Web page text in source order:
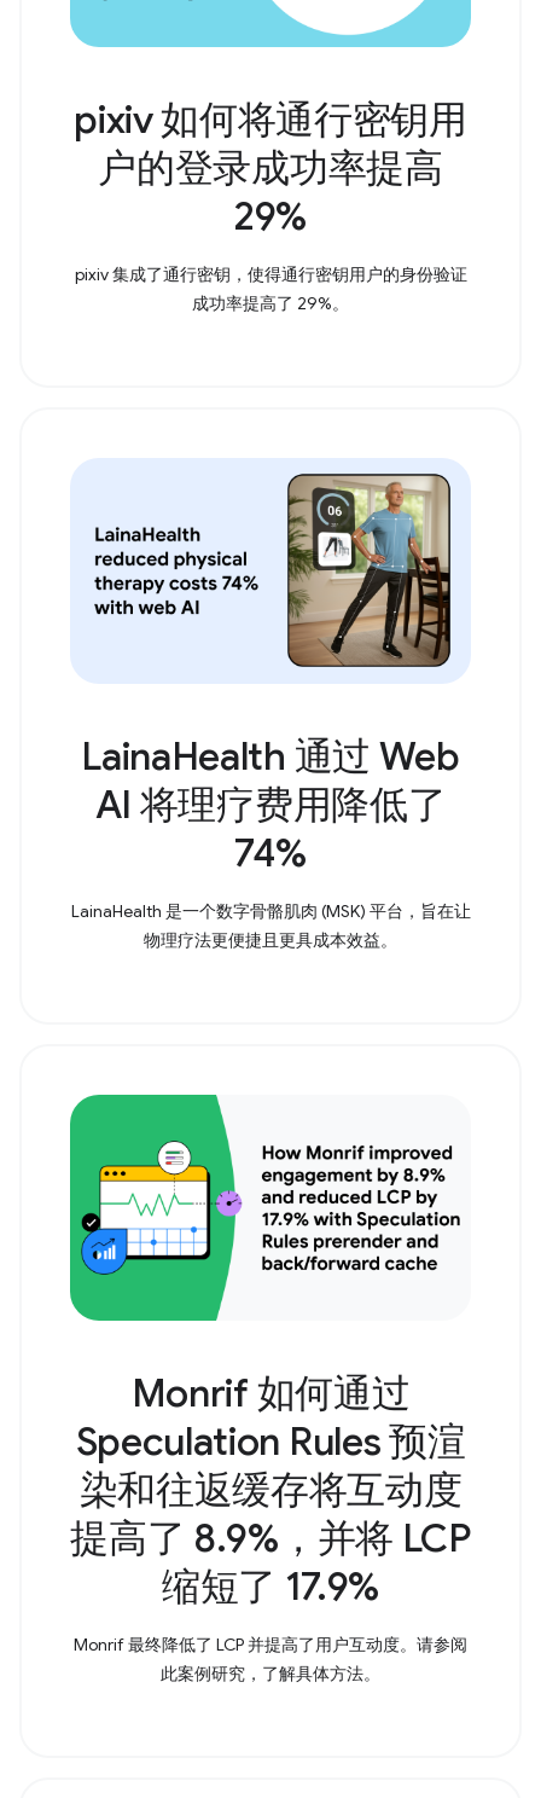
pixiv 如何将通行密钥用
户的登录成功率提高
29%
pixiv 集成了通行密钥，使得通行密钥用户的身份验证
成功率提高了 29%。
LainaHealth 通过 Web
AI 将理疗费用降低了
74%
LainaHealth 是一个数字骨骼肌肉 (MSK) 平台，旨在让
物理疗法更便捷且更具成本效益。
Monrif 如何通过
Speculation Rules 预渲
染和往返缓存将互动度
提高了 8.9%，并将 LCP
缩短了 17.9%
Monrif 最终降低了 LCP 并提高了用户互动度。请参阅
此案例研究，了解具体方法。